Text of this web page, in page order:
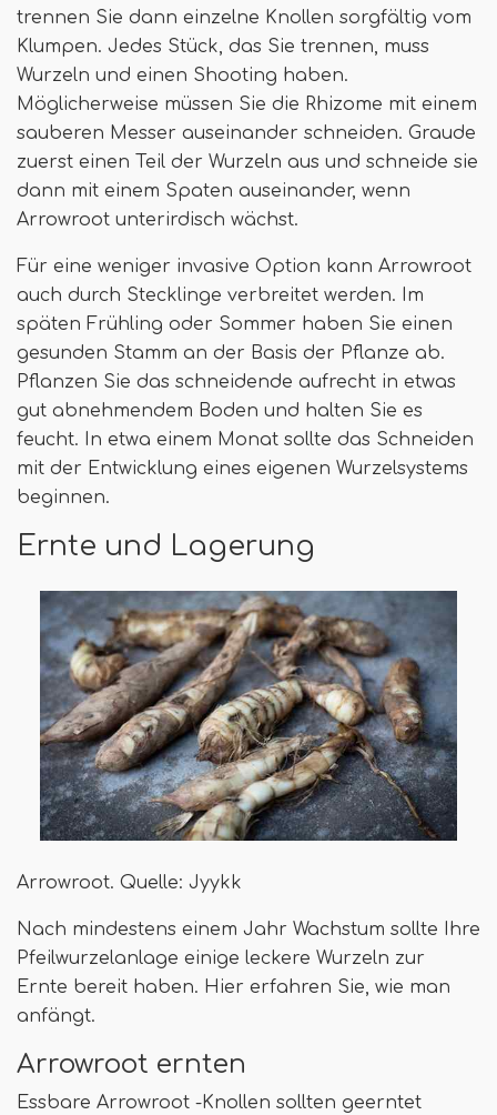
trennen Sie dann einzelne Knollen sorgfältig vom
Klumpen. Jedes Stück, das Sie trennen, muss
Wurzeln und einen Shooting haben.
Möglicherweise müssen Sie die Rhizome mit einem
sauberen Messer auseinander schneiden. Graude
zuerst einen Teil der Wurzeln aus und schneide sie
dann mit einem Spaten auseinander, wenn
Arrowroot unterirdisch wächst.
Für eine weniger invasive Option kann Arrowroot
auch durch Stecklinge verbreitet werden. Im
späten Frühling oder Sommer haben Sie einen
gesunden Stamm an der Basis der Pflanze ab.
Pflanzen Sie das schneidende aufrecht in etwas
gut abnehmendem Boden und halten Sie es
feucht. In etwa einem Monat sollte das Schneiden
mit der Entwicklung eines eigenen Wurzelsystems
beginnen.
Ernte und Lagerung
Arrowroot. Quelle: Jyykk
Nach mindestens einem Jahr Wachstum sollte Ihre
Pfeilwurzelanlage einige leckere Wurzeln zur
Ernte bereit haben. Hier erfahren Sie, wie man
anfängt.
Arrowroot ernten
Essbare Arrowroot -Knollen sollten geerntet